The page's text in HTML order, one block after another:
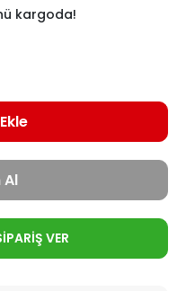
kargoda!
Al
VER